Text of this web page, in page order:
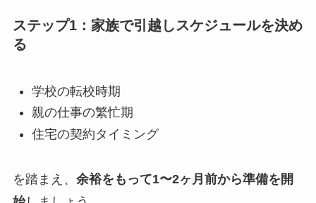
ステップ1：家族で引越しスケジュールを決め
る
学校の転校時期
親の仕事の繁忙期
住宅の契約タイミング
を踏まえ、 余裕をもって1〜2ヶ月前から準備を開